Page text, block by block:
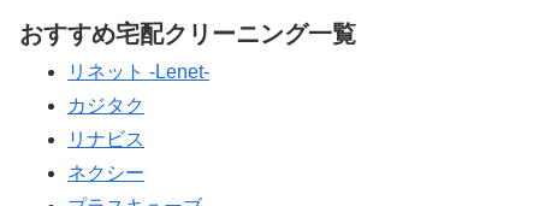
おすすめ宅配クリーニング一覧
リネット -Lenet-
カジタク
リナビス
ネクシー